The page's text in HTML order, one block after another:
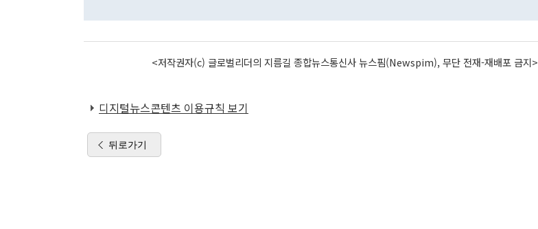
<저작권자(c) 글로벌리더의 지름길 종합뉴스통신사 뉴스핌(Newspim), 무단 전재-재배포 금지>
디지털뉴스콘텐츠 이용규칙 보기
뒤로가기